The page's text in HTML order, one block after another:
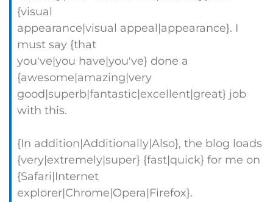
{visual
appearance|visual appeal|appearance}. I
must say {that
you've|you have|you've} done a
{awesome|amazing|very
good|superb|fantastic|excellent|great} job
with this.
{In addition|Additionally|Also}, the blog loads
{very|extremely|super} {fast|quick} for me on
{Safari|Internet
explorer|Chrome|Opera|Firefox}.